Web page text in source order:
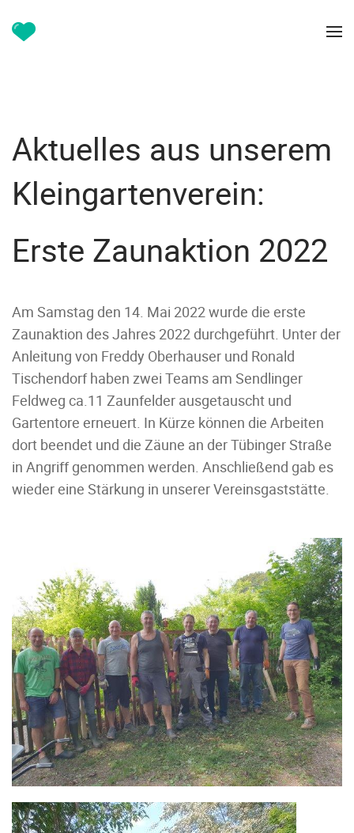
Aktuelles aus unserem
Kleingartenverein:
Erste Zaunaktion 2022
Am Samstag den 14. Mai 2022 wurde die erste
Zaunaktion des Jahres 2022 durchgeführt. Unter der
Anleitung von Freddy Oberhauser und Ronald
Tischendorf haben zwei Teams am Sendlinger
Feldweg ca.11 Zaunfelder ausgetauscht und
Gartentore erneuert. In Kürze können die Arbeiten
dort beendet und die Zäune an der Tübinger Straße
in Angriff genommen werden. Anschließend gab es
wieder eine Stärkung in unserer Vereinsgaststätte.